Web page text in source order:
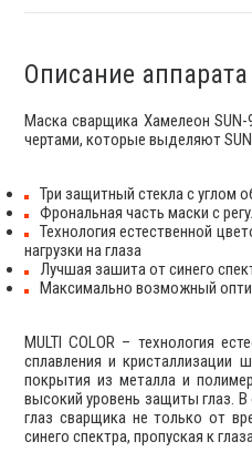
Описание аппарата
Маска сварщика Хамелеон
чертами, которые выделяют
Три защитный стекла с углом
Фрональная часть маски с
Технология естественной
нагрузки на глаза
Лучшая зашита от синего
Максимально возможный
MULTI COLOR – технология
сплавления и кристаллизации
покрытия из металла и
высокий уровень защиты глаз. В
глаз сварщика не только от
синего спектра, пропуская к